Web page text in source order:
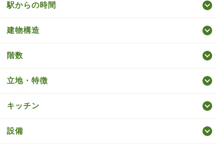
駅からの時間
建物構造
階数
立地・特徴
キッチン
設備